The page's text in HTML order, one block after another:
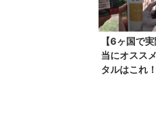
【6ヶ国で
当にオスス
タルはこれ！